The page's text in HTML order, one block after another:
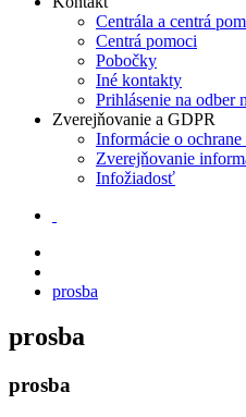
Centrála a centrá
Centrá pomoci
Pobočky
Iné kontakty
Prihlásenie na odber
Zverejňovanie a GDPR
Informácie o
Zverejňovanie
Infožiadosť
prosba
prosba
prosba